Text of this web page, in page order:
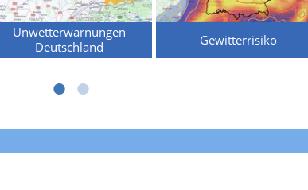
Unwetterwarnungen
Deutschland
Gewitterrisiko